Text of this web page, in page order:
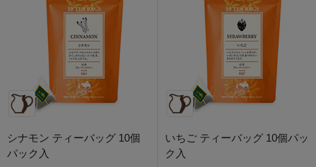
シナモン ティーバッグ 10個
パック入
いちご ティーバッグ 10個パッ
ク入